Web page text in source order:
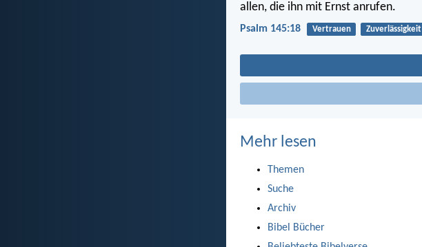
allen, die ihn mit Ernst anrufen.
Psalm 145:18 Vertrauen Zuverlässigkeit
Mehr lesen
Themen
Suche
Archiv
Bibel Bücher